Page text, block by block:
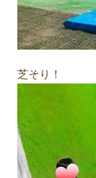
芝そり！